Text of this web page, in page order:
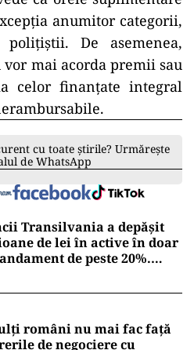
anumitor categorii,
De asemenea,
mai acorda premii sau
celor finanțate integral
cu toate știrile? Urmărește
de WhatsApp
Transilvania a depășit
de lei în active în doar
de peste 20%.
români nu mai fac față
de negociere cu